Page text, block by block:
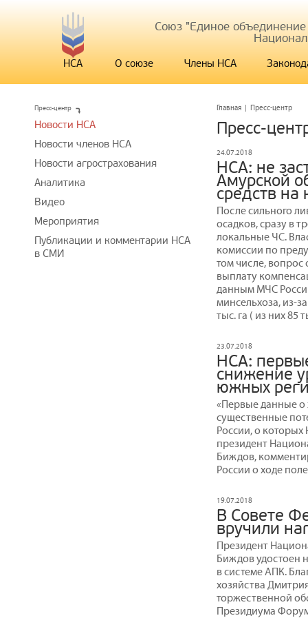
Союз "Единое
НСА О союзе Члены НСА
Главная | Пресс-центр
Пресс-
24.07.2018
НСА: не
Амурской
средств
После сильного
осадков, сразу в
локальные ЧС.
комиссии по
том числе,
выплату
данным МЧС
минсельхоза, из-
тыс. га ( из них 85
23.07.2018
НСА:
снижение
южных
«Первые данные
существенные
России, о
президент
Биждов,
России о ходе
19.07.2018
В Совете
вручили
Президент
Биждов удостоен
в системе АПК.
хозяйства
торжественной
Президиума
Пресс-центр
Новости НСА
Новости членов НСА
Новости агрострахования
Аналитика
Видео
Мероприятия
Публикации и комментарии НСА
в СМИ